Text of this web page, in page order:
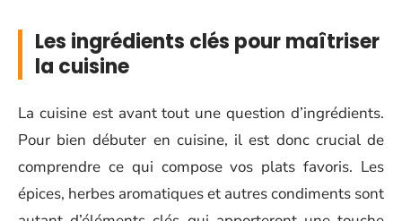
Les ingrédients clés pour maîtriser
la cuisine
La cuisine est avant tout une question d’ingrédients.
Pour bien débuter en cuisine, il est donc crucial de
comprendre ce qui compose vos plats favoris. Les
épices, herbes aromatiques et autres condiments sont